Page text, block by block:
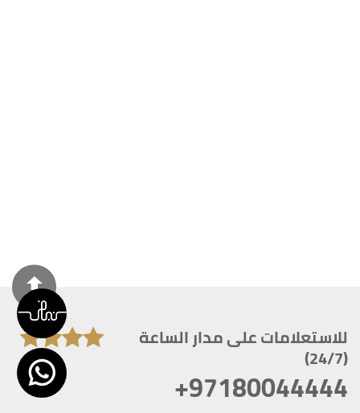
للاستعلامات على مدار الساعة
(24/7)
+97180044444